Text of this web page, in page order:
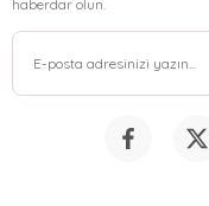
haberdar olun.